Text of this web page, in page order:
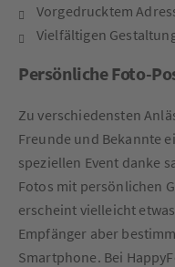
Vorgedrucktem
Vielfältigen
Persönliche Foto-
Zu verschiedensten
Freunde und Bekannte
speziellen Event danke
Fotos mit persönlichen
erscheint vielleicht
Empfänger aber
Smartphone. Bei